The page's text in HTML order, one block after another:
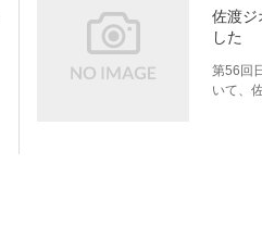
佐渡ジ
した
第56回
いて、